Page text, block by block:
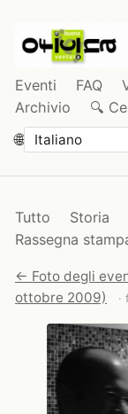
Eventi FAQ
Archivio
🔍
🌐
Tutto Storia
Rassegna
← Foto degli
ottobre 2009)
·